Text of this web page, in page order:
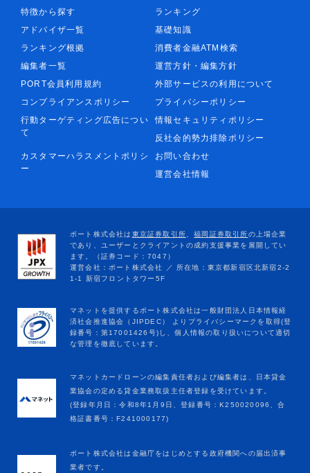
特徴から探す
ランキング
アドバイザ一覧
基礎知識
ランキング根拠
消費者金融ATM検索
編集者一覧
運営方針・編集方針
PORT会員利用規約
外部サービスの利用について
コンプライアンスポリシー
プライバシーポリシー
行動ターゲティング広告につい
て
情報セキュリティポリシー
反社会的勢力排除ポリシー
カスタマーハラスメントポリシ
ー
お問い合わせ
運営会社情報
マネットカードローンの編集責任者および編集者は、日本貸金
業協会の定める貸金業務取扱主任者登録を受けています。
(登録年月日：令和8年1月9日、登録番号：K250020096、合
格証書番号：F241000177)
ポート株式会社は金融庁をはじめとする政府機関への届出済事
業者です。